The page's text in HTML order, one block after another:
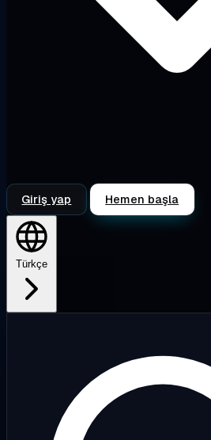
Giriş yap Hemen başla
Türkçe